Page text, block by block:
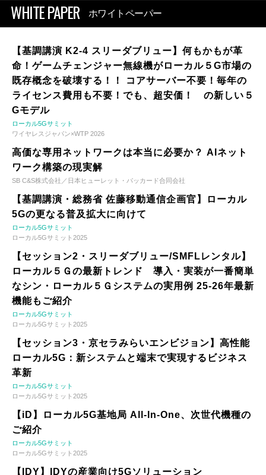
WHITE PAPER ホワイトペーパー
【基調講演 K2-4 スリーダブリュー】何もかもが革
命！ゲームチェンジャー無線機がローカル５G市場の
既存概念を破壊する！！ コアサーバー不要！毎年の
ライセンス費用も不要！でも、超安価！ の新しい５
Gモデル
ローカル5Gサミット
ワイヤレスジャパン×WTP 2026
高価な専用ネットワークは本当に必要か？ AIネット
ワーク構築の現実解
SB C&S株式会社／日本ヒューレット・パッカード合同会社
【基調講演・総務省 佐藤移動通信企画官】ローカル
5Gの更なる普及拡大に向けて
ローカル5Gサミット
ローカル5Gサミット2025
【セッション2・スリーダブリュー/SMFLレンタル】
ローカル５Ｇの最新トレンド 導入・実装が一番簡単
なシン・ローカル５Ｇシステムの実用例 25-26年最新
機能もご紹介
ローカル5Gサミット
ローカル5Gサミット2025
【セッション3・京セラみらいエンビジョン】高性能
ローカル5G：新システムと端末で実現するビジネス
革新
ローカル5Gサミット
ローカル5Gサミット2025
【iD】ローカル5G基地局 All-In-One、次世代機種の
ご紹介
ローカル5Gサミット
ローカル5Gサミット2025
【IDY】IDYの産業向け5Gソリューション